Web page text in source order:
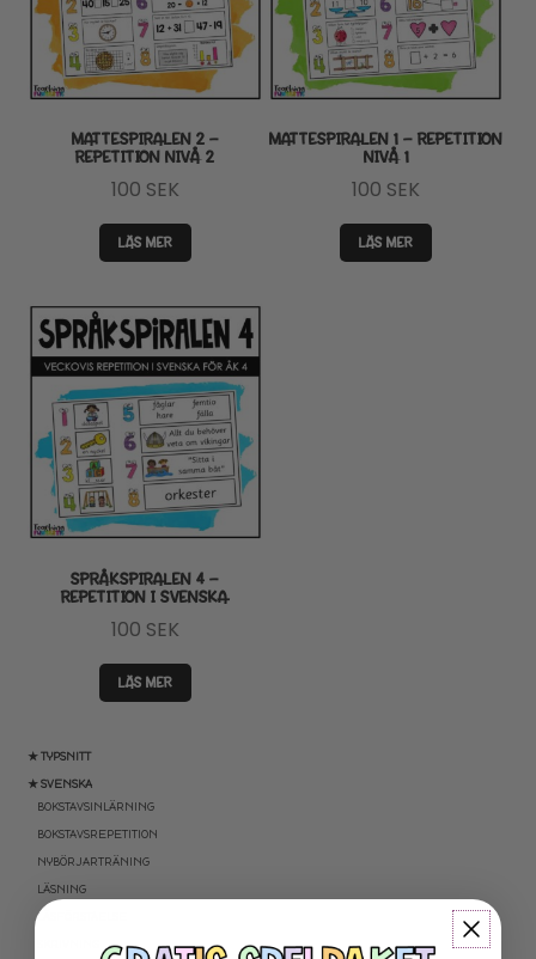
★ TYPSNITT
★ SVENSKA
BOKSTAVSINLÄRNING
BOKSTAVSREPETITION
NYBÖRJARTRÄNING
LÄSNING
LÄSFÖRSTÅELSE
MATTESPIRALEN 2 –
REPETITION NIVÅ 2
100 SEK
LÄS MER
MATTESPIRALEN 1 – REPETITION
NIVÅ 1
100 SEK
LÄS MER
SPRÅKSPIRALEN 4 –
REPETITION I SVENSKA
100 SEK
LÄS MER